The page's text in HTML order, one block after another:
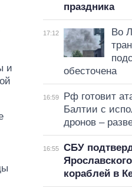
и
праздника
17:12
Во
обесточена
16:59
Рф готовит
Балтии с
дронов –
16:55
СБУ
кораблей в